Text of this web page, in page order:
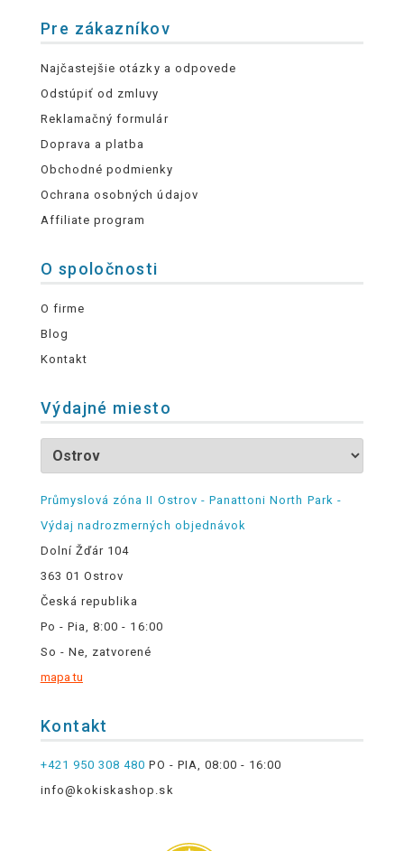
Pre zákazníkov
Najčastejšie otázky a odpovede
Odstúpiť od zmluvy
Reklamačný formulár
Doprava a platba
Obchodné podmienky
Ochrana osobných údajov
Affiliate program
O spoločnosti
O firme
Blog
Kontakt
Výdajné miesto
Průmyslová zóna II Ostrov - Panattoni North Park -
Výdaj nadrozmerných objednávok
Dolní Žďár 104
363 01 Ostrov
Česká republika
Po - Pia, 8:00 - 16:00
So - Ne, zatvorené
mapa tu
Kontakt
+421 950 308 480 PO - PIA, 08:00 - 16:00
info@kokiskashop.sk